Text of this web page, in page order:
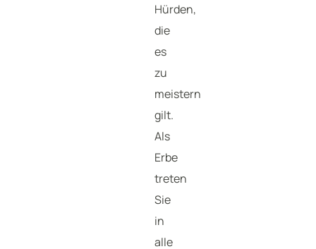
Hürden,
die
es
zu
meistern
gilt.
Als
Erbe
treten
Sie
in
alle